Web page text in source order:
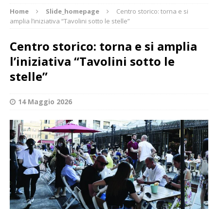
Home Slide_homepage
Centro storico: torna e si
amplia l’iniziativa “Tavolini sotto le stelle”
Centro storico: torna e si amplia
l’iniziativa “Tavolini sotto le
stelle”
14 Maggio 2026